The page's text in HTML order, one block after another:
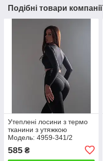
Подібні товари компанії
Утеплені лосини з термо
тканини з утяжкою
Модель: 4959-341/2
585 ₴